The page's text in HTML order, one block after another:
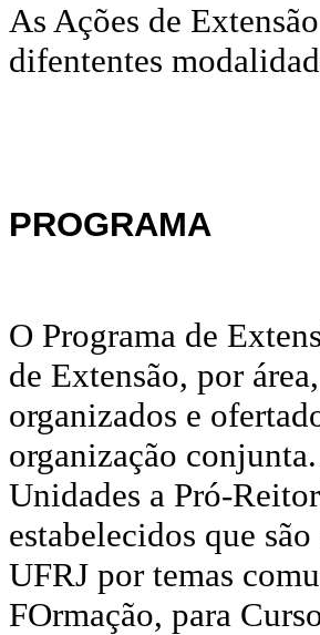
As Ações de
difententes
PROGRAMA
O Programa de
de Extensão, por
organizados e
organização
Unidades a Pró-
estabelecidos que
UFRJ por temas
FOrmação, para